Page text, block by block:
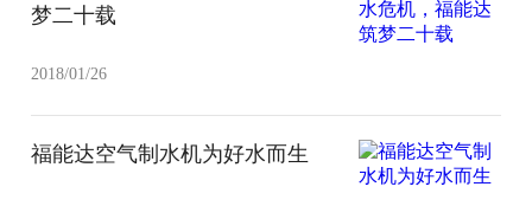
梦二十载
2018/01/26
福能达空气制水机为好水而生